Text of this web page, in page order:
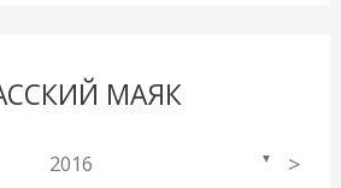
МАЯК
2016 ▼ >